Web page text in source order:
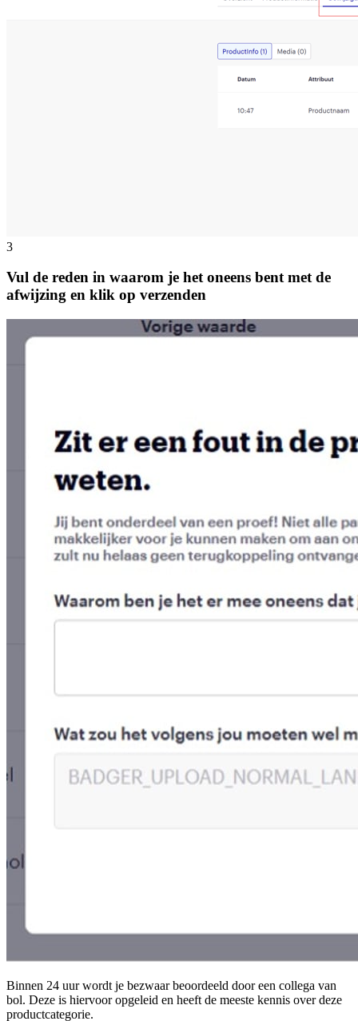
3
Vul de reden in waarom je het oneens bent met de
afwijzing en klik op verzenden
Binnen 24 uur wordt je bezwaar beoordeeld door een collega van
bol. Deze is hiervoor opgeleid en heeft de meeste kennis over deze
productcategorie.